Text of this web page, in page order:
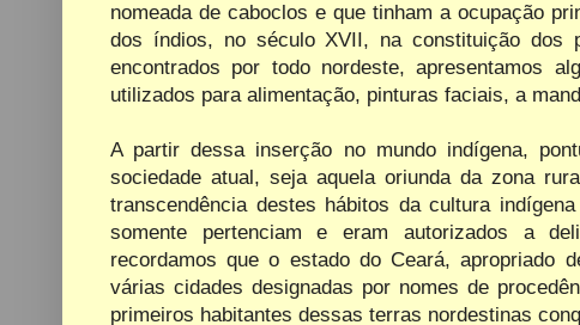
nomeada de caboclos e que tinham a ocupação
dos índios, no século XVII, na constituição dos
encontrados por todo nordeste, apresentamos
utilizados para alimentação, pinturas faciais, a
A partir dessa inserção no mundo indígena,
sociedade atual, seja aquela oriunda da zona
transcendência destes hábitos da cultura
somente pertenciam e eram autorizados a
recordamos que o estado do Ceará, apropriado
várias cidades designadas por nomes de
primeiros habitantes dessas terras nordestinas